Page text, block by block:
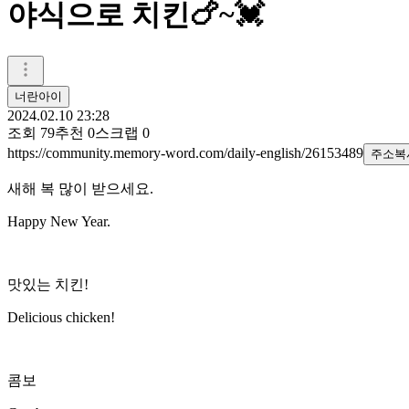
야식으로 치킨🍗~💓
너란아이
2024.02.10 23:28
조회 79추천 0스크랩 0
https://community.memory-word.com/daily-english/26153489 주소복
새해 복 많이 받으세요.
Happy New Year.
맛있는 치킨!
Delicious chicken!
콤보